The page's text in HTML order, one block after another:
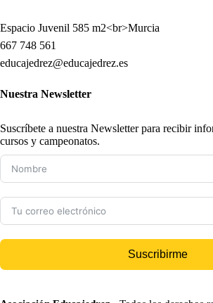
Espacio Juvenil 585 m2<br>Murcia
667 748 561
educajedrez@educajedrez.es
Nuestra Newsletter
Suscríbete a nuestra Newsletter para recibir
cursos y campeonatos.
Suscribirme